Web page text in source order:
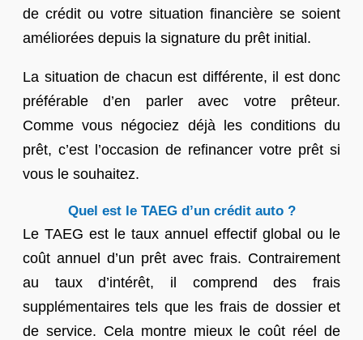
de crédit ou votre situation financière se soient
améliorées depuis la signature du prêt initial.
La situation de chacun est différente, il est donc
préférable d’en parler avec votre prêteur.
Comme vous négociez déjà les conditions du
prêt, c’est l’occasion de refinancer votre prêt si
vous le souhaitez.
Quel est le TAEG d’un crédit auto ?
Le TAEG est le taux annuel effectif global ou le
coût annuel d’un prêt avec frais. Contrairement
au taux d’intérêt, il comprend des frais
supplémentaires tels que les frais de dossier et
de service. Cela montre mieux le coût réel de